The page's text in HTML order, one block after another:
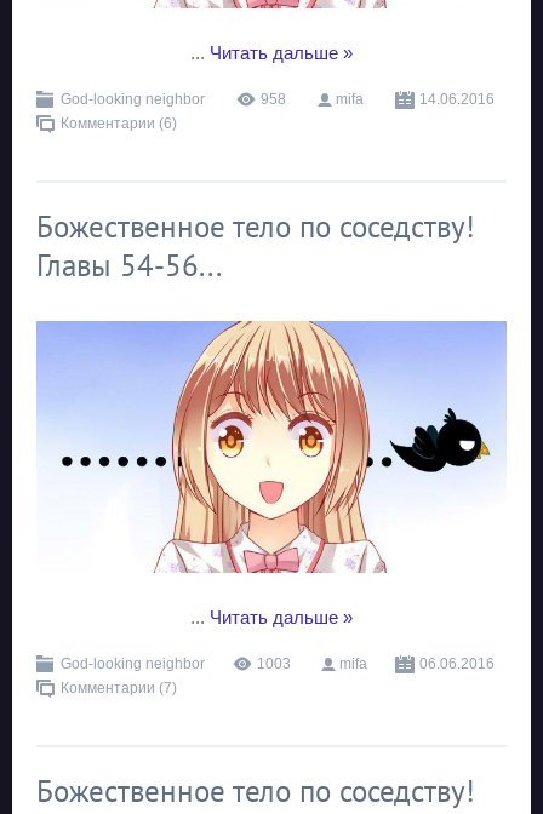
... Читать дальше »
God-looking neighbor 958 mifa
14.06.2016
Комментарии (6)
Божественное тело по соседству!
Главы 54-56...
... Читать дальше »
God-looking neighbor 1003 mifa
06.06.2016
Комментарии (7)
Божественное тело по соседству!